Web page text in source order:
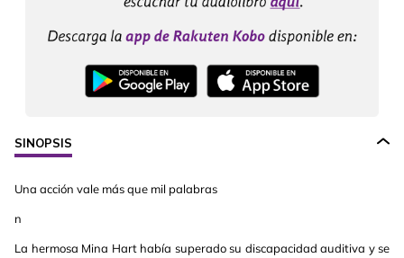
SINOPSIS
Una acción vale más que mil palabras
n
La hermosa Mina Hart había superado su discapacidad auditiva y se